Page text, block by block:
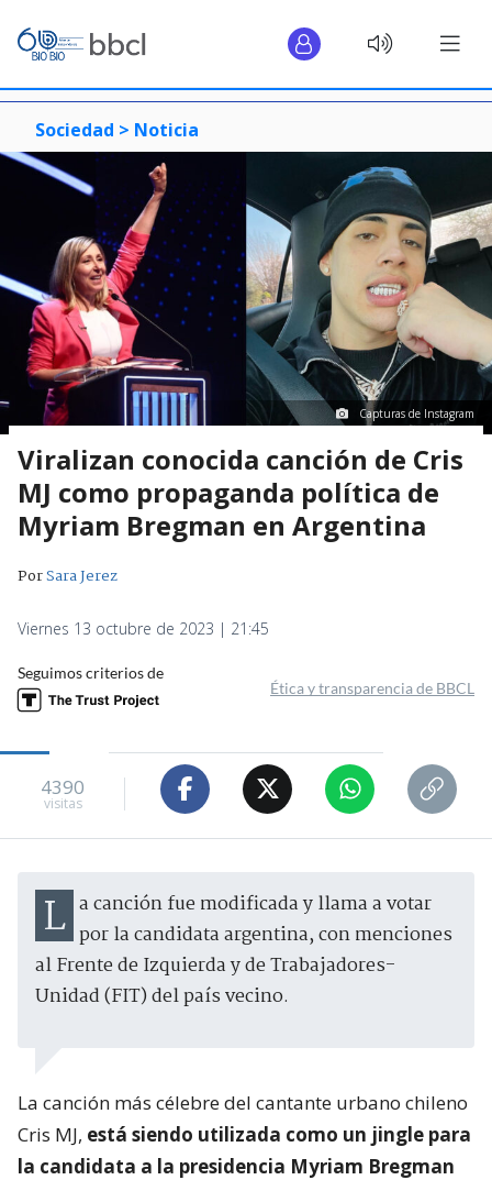
Sociedad > Noticia
Capturas de Instagram
Viralizan conocida canción de Cris
MJ como propaganda política de
Myriam Bregman en Argentina
PorSara Jerez
Viernes 13 octubre de 2023 | 21:45
Seguimos criterios de
Ética y transparencia de BBCL
4390
visitas
La canción fue modificada y llama a votar por la candidata argentina, con menciones
al Frente de Izquierda y de Trabajadores-
Unidad (FIT) del país vecino.
La canción más célebre del cantante urbano chileno
Cris MJ, está siendo utilizada como un jingle para
la candidata a la presidencia Myriam Bregman